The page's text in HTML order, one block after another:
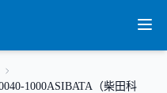
1000ASIBATA（柴田科